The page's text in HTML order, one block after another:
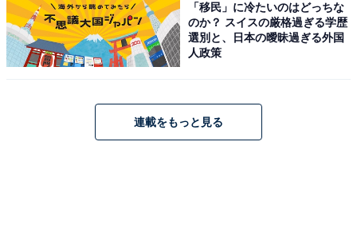
「移民」に冷たいのはどっちな
のか？ スイスの厳格過ぎる学歴
選別と、日本の曖昧過ぎる外国
人政策
連載をもっと見る